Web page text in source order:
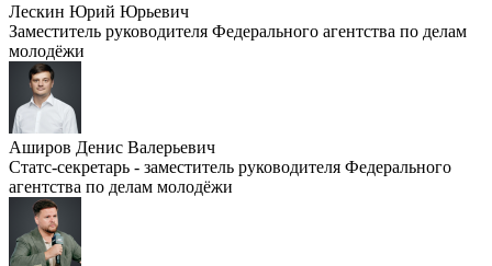
Лескин Юрий Юрьевич
Заместитель руководителя Федерального агентства по делам
молодёжи
Аширов Денис Валерьевич
Статс-секретарь - заместитель руководителя Федерального
агентства по делам молодёжи